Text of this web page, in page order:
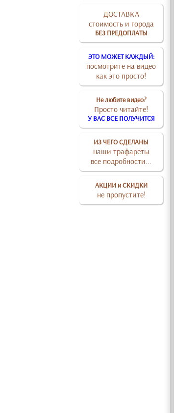
ДОСТАВКА
стоимость и города
БЕЗ ПРЕДОПЛАТЫ
ЭТО МОЖЕТ КАЖДЫЙ:
посмотрите на видео
как это просто!
Не любите видео?
Просто читайте!
У ВАС ВСЕ ПОЛУЧИТСЯ
ИЗ ЧЕГО СДЕЛАНЫ
наши трафареты
все подробности...
АКЦИИ и СКИДКИ
не пропустите!